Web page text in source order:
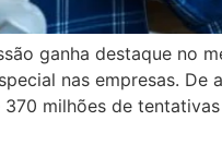
ganha destaque no
nas empresas.
milhões de